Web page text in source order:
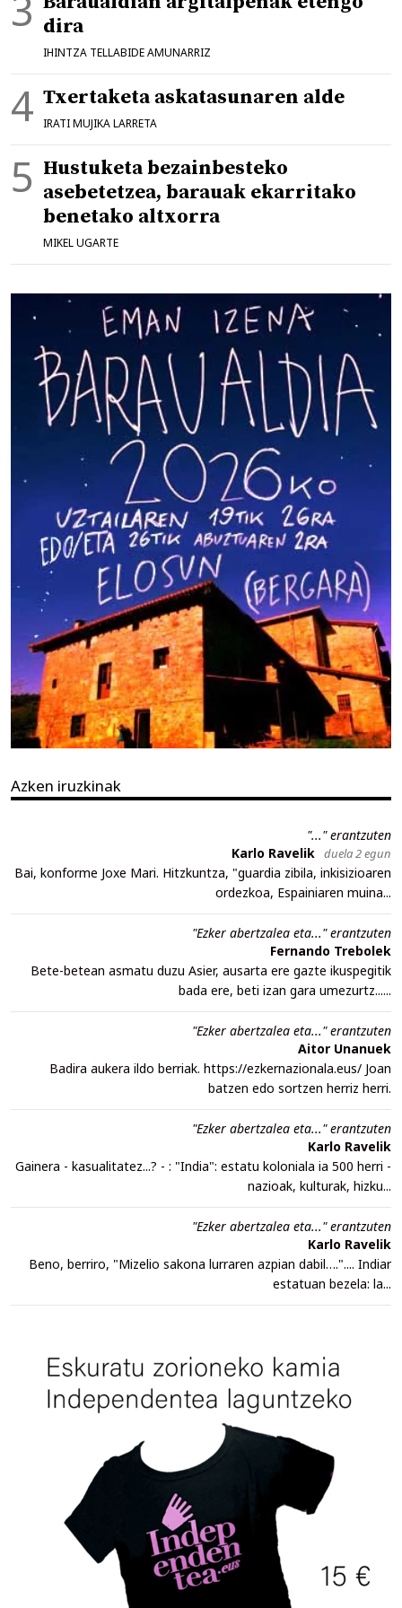
dira
IHINTZA TELLABIDE AMUNARRIZ
Txertaketa askatasunaren alde
IRATI MUJIKA LARRETA
Hustuketa bezainbesteko
asebetetzea, barauak ekarritako
benetako altxorra
MIKEL UGARTE
Azken iruzkinak
"..." erantzuten
Karlo Ravelik duela 2 egun
Bai, konforme Joxe Mari. Hitzkuntza, "guardia zibila, inkisizioaren
ordezkoa, Espainiaren muina...
"Ezker abertzalea eta..." erantzuten
Fernando Trebolek
Bete-betean asmatu duzu Asier, ausarta ere gazte ikuspegitik
bada ere, beti izan gara umezurtz......
"Ezker abertzalea eta..." erantzuten
Aitor Unanuek
Badira aukera ildo berriak. https://ezkernazionala.eus/ Joan
batzen edo sortzen herriz herri.
"Ezker abertzalea eta..." erantzuten
Karlo Ravelik
Gainera - kasualitatez...? - : "India": estatu koloniala ia 500 herri -
nazioak, kulturak, hizku...
"Ezker abertzalea eta..." erantzuten
Karlo Ravelik
Beno, berriro, "Mizelio sakona lurraren azpian dabil….".... Indiar
estatuan bezela: la...